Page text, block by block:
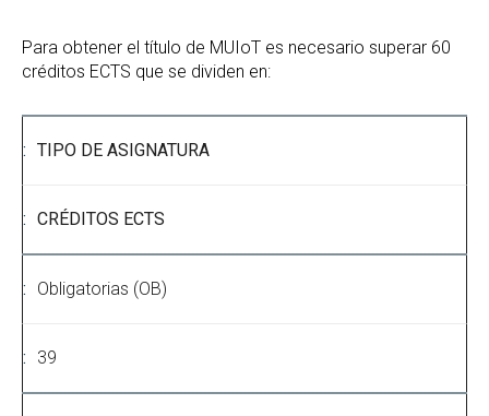
Para obtener el título de MUIoT es necesario superar 60
créditos ECTS que se dividen en:
TIPO DE ASIGNATURA
CRÉDITOS ECTS
Obligatorias (OB)
39